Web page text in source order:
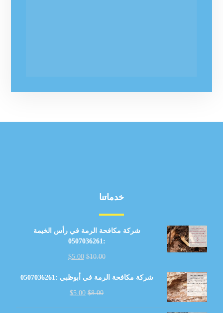
خدماتنا
شركة مكافحة الرمة في رأس الخيمة
:0507036261
$10.00
$5.00
شركة مكافحة الرمة في أبوظبي :0507036261
$8.00
$5.00